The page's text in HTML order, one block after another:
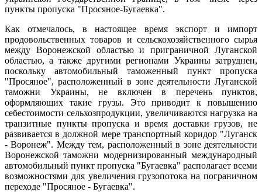
пункты пропуска "Просяное-Бугаевка".
Как отмечалось, в настоящее время экспорт и импорт
продовольственных товаров и сельскохозяйственного сырья
между Воронежской областью и приграничной Луганской
областью, а также другими регионами Украины затруднен,
поскольку автомобильный таможенный пункт пропуска
"Просяное", расположенный в зоне деятельности Луганской
таможни Украины, не включен в перечень пунктов,
оформляющих такие грузы. Это приводит к повышению
себестоимости сельхозпродукции, увеличиваются нагрузка на
транзитные пункты пропуска и время доставки грузов, не
развивается в должной мере транспортный коридор "Луганск
- Воронеж". Между тем, расположенный в зоне деятельности
Воронежской таможни модернизированный международный
автомобильный пункт пропуска "Бугаевка" располагает всеми
возможностями для увеличения грузопотока на пограничном
переходе "Просяное - Бугаевка".